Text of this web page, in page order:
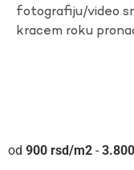
fotografiju/video
kracem roku
900 rsd - 3.800